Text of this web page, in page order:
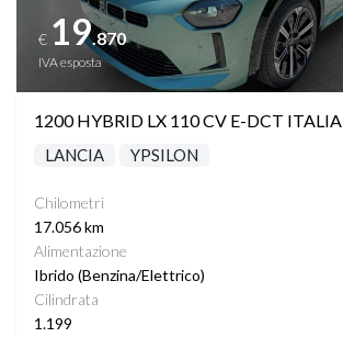
€ 19.870
IVA esposta
1200 HYBRID LX 110 CV E-DCT ITALIA
LANCIA YPSILON
Chilometri
17.056 km
Alimentazione
Ibrido (Benzina/Elettrico)
Cilindrata
1.199